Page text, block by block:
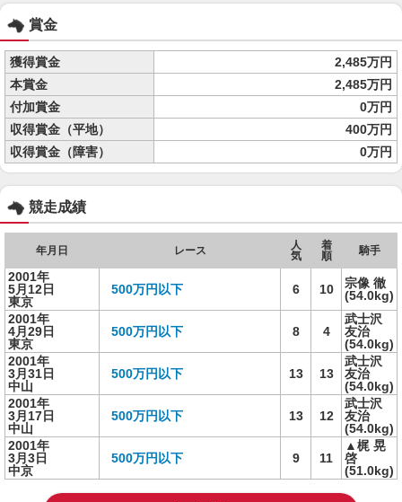
賞金
獲得賞金
2,485万円
本賞金
2,485万円
付加賞金
0万円
収得賞金（平地）
400万円
収得賞金（障害）
0万円
競走成績
年月日 レース
人
気
着
順
騎手
2001年
5月12日
東京
500万円以下 6 10
宗像 徹
(54.0kg)
2001年
4月29日
東京
500万円以下 8 4
武士沢
友治
(54.0kg)
2001年
3月31日
中山
500万円以下 13 13
武士沢
友治
(54.0kg)
2001年
3月17日
中山
500万円以下 13 12
武士沢
友治
(54.0kg)
2001年
3月3日
中京
500万円以下 9 11
▲梶 晃
啓
(51.0kg)